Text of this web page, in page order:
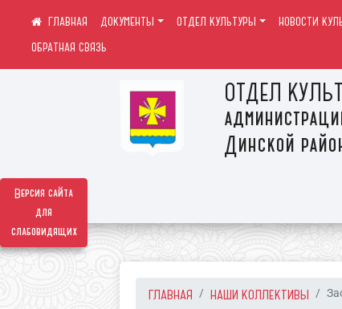
Версия сайта
для
слабовидящих
ОТДЕЛ
Динской
ДОКУМЕНТЫ ОТДЕЛ КУЛЬТУРЫ НОВОСТИ
ОБРАТНАЯ СВЯЗЬ
ГЛАВНАЯ НАШИ КОЛЛЕКТИВЫ